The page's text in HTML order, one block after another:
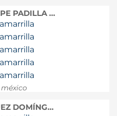
PADILLA ...
DOMÍNG...